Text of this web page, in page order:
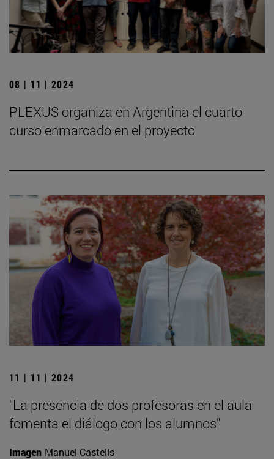
08 | 11 | 2024
PLEXUS organiza en Argentina el cuarto
curso enmarcado en el proyecto
11 | 11 | 2024
"La presencia de dos profesoras en el aula
fomenta el diálogo con los alumnos"
Imagen Manuel Castells